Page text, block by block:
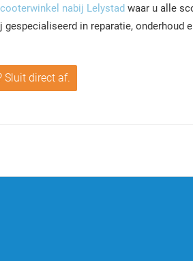
nabij Lelystadwaar u alle
in reparatie, onderhoud
Sluit direct af.